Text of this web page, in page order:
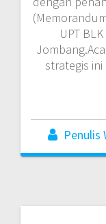
UPT
strategis
Penulis